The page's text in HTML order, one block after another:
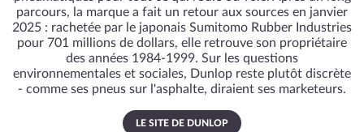
parcours, la marque a fait un retour aux sources en janvier
2025 : rachetée par le japonais Sumitomo Rubber Industries
pour 701 millions de dollars, elle retrouve son propriétaire
des années 1984-1999. Sur les questions
environnementales et sociales, Dunlop reste plutôt discrète
- comme ses pneus sur l'asphalte, diraient ses marketeurs.
LE SITE DE DUNLOP